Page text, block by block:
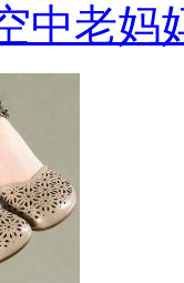
中老妈